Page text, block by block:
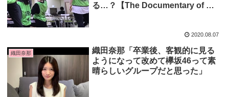
る…？【The Documentary of 欅
2020.08.07
織田奈那
織田奈那「卒業後、客観的に見る
ようになって改めて欅坂46って素
晴らしいグループだと思った」